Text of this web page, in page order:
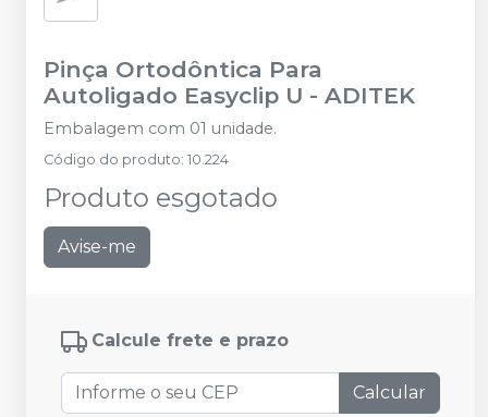
Pinça Ortodôntica Para
Autoligado Easyclip U - ADITEK
Embalagem com 01 unidade.
Código do produto: 10.224
Produto esgotado
Avise-me
Calcule frete e prazo
Calcular